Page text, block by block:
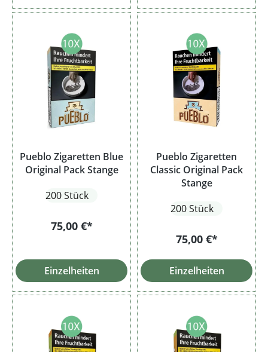
Pueblo Zigaretten Blue
Original Pack Stange
200 Stück
75,00 €*
Einzelheiten
Pueblo Zigaretten
Classic Original Pack
Stange
200 Stück
75,00 €*
Einzelheiten